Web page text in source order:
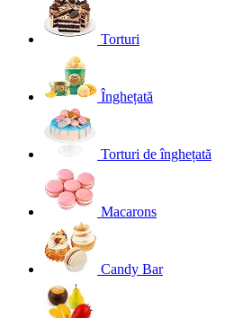
Torturi
Înghețată
Torturi de înghețată
Macarons
Candy Bar